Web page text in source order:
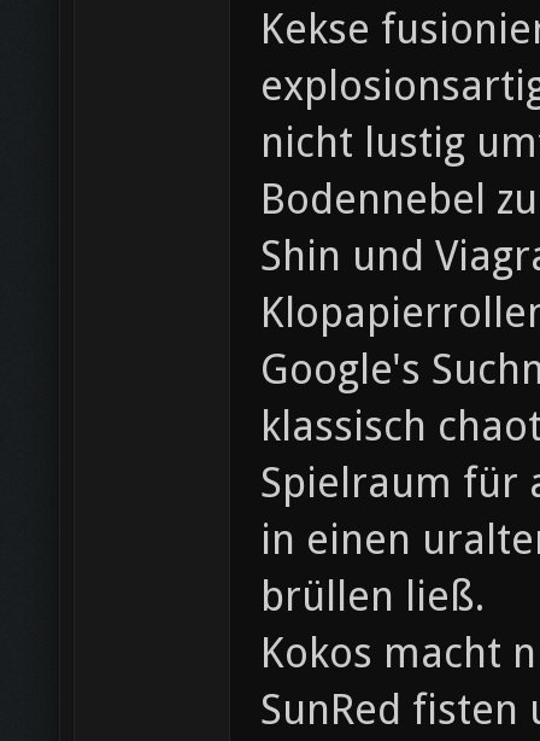
Kekse
nicht lustig
Bodennebel
Shin und
Google's
klassisch
Spielraum für
in einen
brüllen ließ.
Kokos macht
SunRed